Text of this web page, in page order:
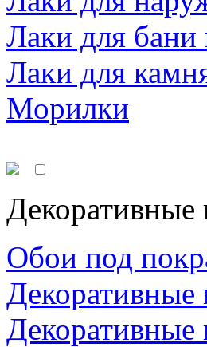
Лаки для бани
Лаки для
Морилки
Декоративные
Обои под
Декоративные
Декоративные